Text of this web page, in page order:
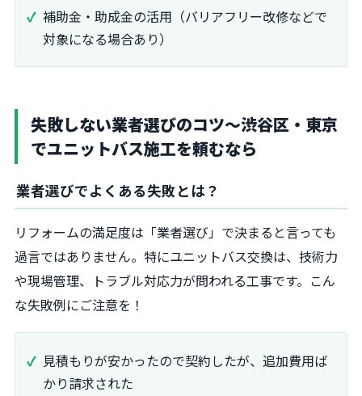
補助金・助成金の活用（バリアフリー改修などで
対象になる場合あり）
失敗しない業者選びのコツ～渋谷区・東京
でユニットバス施工を頼むなら
業者選びでよくある失敗とは？
リフォームの満足度は「業者選び」で決まると言っても
過言ではありません。特にユニットバス交換は、技術力
や現場管理、トラブル対応力が問われる工事です。こん
な失敗例にご注意を！
見積もりが安かったので契約したが、追加費用ば
かり請求された